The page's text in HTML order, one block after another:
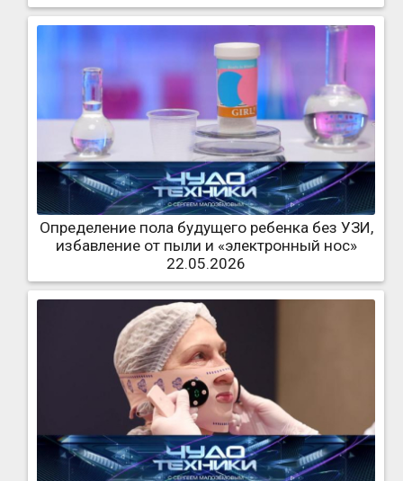
Определение пола будущего ребенка без УЗИ,
избавление от пыли и «электронный нос»
22.05.2026